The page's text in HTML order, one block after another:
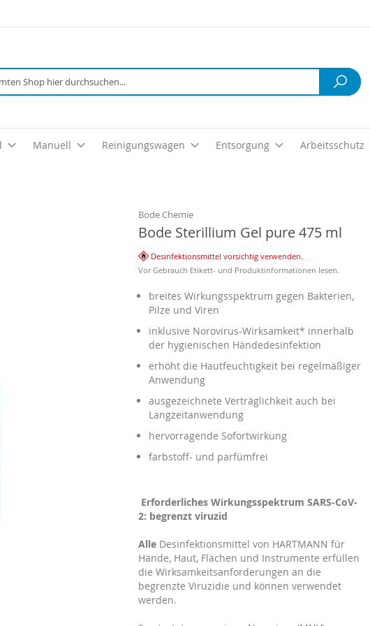
Suche
Suche
Manuell Reinigungswagen Entsorgung Arbeitsschutz
Bode Chemie
Bode Sterillium Gel pure 475 ml
Desinfektionsmittel vorsichtig verwenden.
Vor Gebrauch Etikett- und Produktinformationen lesen.
breites Wirkungsspektrum gegen Bakterien,
Pilze und Viren
inklusive Norovirus-Wirksamkeit* innerhalb
der hygienischen Händedesinfektion
erhöht die Hautfeuchtigkeit bei regelmäßiger
Anwendung
ausgezeichnete Verträglichkeit auch bei
Langzeitanwendung
hervorragende Sofortwirkung
farbstoff- und parfümfrei
Erforderliches Wirkungsspektrum SARS-CoV-
2: begrenzt viruzid
Alle Desinfektionsmittel von HARTMANN für
Hände, Haut, Flächen und Instrumente erfüllen
die Wirksamkeitsanforderungen an die
begrenzte Viruzidie und können verwendet
werden.